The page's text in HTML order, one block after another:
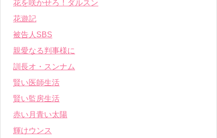
花を咲かせろ！ダルスン
花遊記
被告人SBS
親愛なる判事様に
訓長オ・スンナム
賢い医師生活
賢い監房生活
赤い月青い太陽
輝けウンス